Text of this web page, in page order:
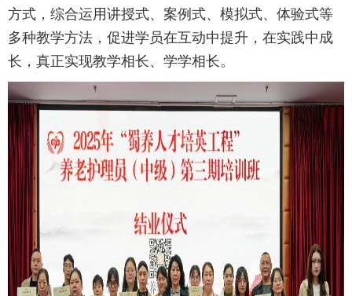
方式，综合运用讲授式、案例式、模拟式、体验式等
多种教学方法，促进学员在互动中提升，在实践中成
长，真正实现教学相长、学学相长。